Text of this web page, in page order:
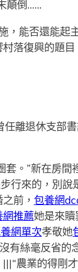
顛倒……
能否還能起
落復興的題
退休支部書
套。”新在房間
行來的，別說
前， 包養網
網推薦她是來贖
網單次孝敬她
有絲毫反省的
農業的得剛